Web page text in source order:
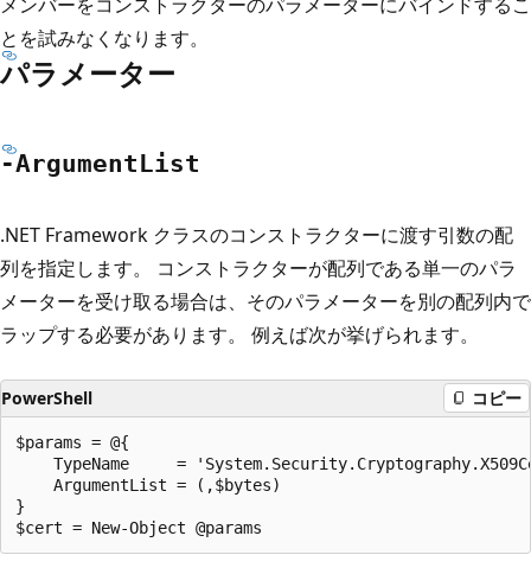
とを試みなくなります。
パラメーター
-ArgumentList
.NET Framework クラスのコンストラクターに渡す引数の配
列を指定します。 コンストラクターが配列である単一のパラ
メーターを受け取る場合は、そのパラメーターを別の配列内で
ラップする必要があります。 例えば次が挙げられます。
PowerShell コピー
$params = @{
TypeName     =
    ArgumentList = (,$bytes)
}